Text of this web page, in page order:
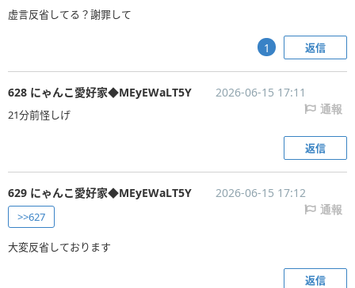
虚言反省してる？謝罪して
返信
1
628 にゃんこ愛好家◆MEyEWaLT5Y 2026-06-15 17:11
通報
21分前怪しげ
返信
629 にゃんこ愛好家◆MEyEWaLT5Y 2026-06-15 17:12
通報
>>627
大変反省しております
返信